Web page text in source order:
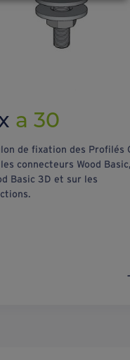
a 30
de fixation des Profilés
connecteurs Wood Basic,
Basic 3D et sur les